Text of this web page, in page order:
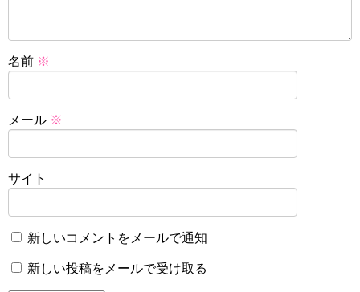
名前 ※
メール ※
サイト
新しいコメントをメールで通知
新しい投稿をメールで受け取る